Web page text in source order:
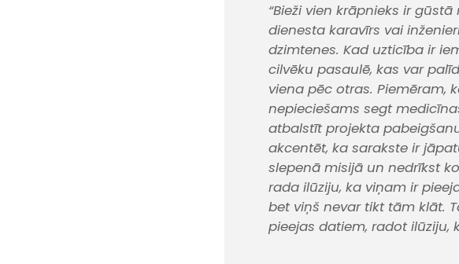
“Bieži vien krāpnieks ir
dienesta karavīrs vai
dzimtenes. Kad uzticība ir
cilvēku pasaulē, kas var
viena pēc otras. Piemēram,
nepieciešams segt
atbalstīt projekta
akcentēt, ka sarakste ir
slepenā misijā un nedrīkst
rada ilūziju, ka viņam ir
bet viņš nevar tikt tām klāt.
pieejas datiem, radot ilūziju,